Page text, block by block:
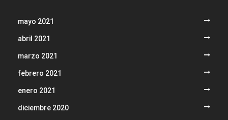
mayo 2021
abril 2021
marzo 2021
febrero 2021
enero 2021
diciembre 2020